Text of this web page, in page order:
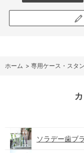
ホーム > 専用ケース・スタ
ソラデー歯ブ